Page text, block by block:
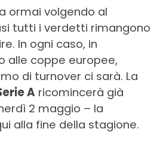
ormai volgendo al
tutti i verdetti rimangono
In ogni caso, in
alle coppe europee,
di turnover ci sarà. La
A ricomincerà già
2 maggio – la
alla fine della stagione.